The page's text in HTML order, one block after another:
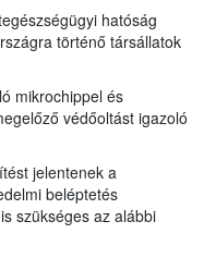
hatóság
történő társállatok
mikrochippel és
védőoltást igazoló
jelentenek a
beléptetés
szükséges az alábbi